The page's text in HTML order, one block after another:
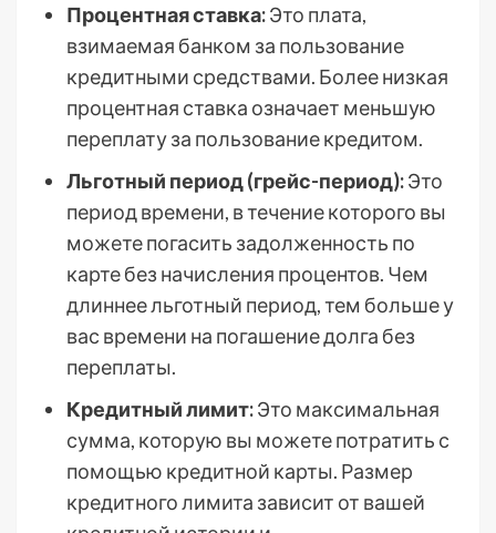
Процентная ставка:Это плата,
взимаемая банком за пользование
кредитными средствами. Более низкая
процентная ставка означает меньшую
переплату за пользование кредитом.
Льготный период (грейс-период):Это
период времени, в течение которого вы
можете погасить задолженность по
карте без начисления процентов. Чем
длиннее льготный период, тем больше у
вас времени на погашение долга без
переплаты.
Кредитный лимит:Это максимальная
сумма, которую вы можете потратить с
помощью кредитной карты. Размер
кредитного лимита зависит от вашей